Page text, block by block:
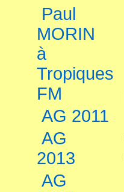
Paul
MORIN
à
Tropiques
FM
AG 2011
AG
2013
AG